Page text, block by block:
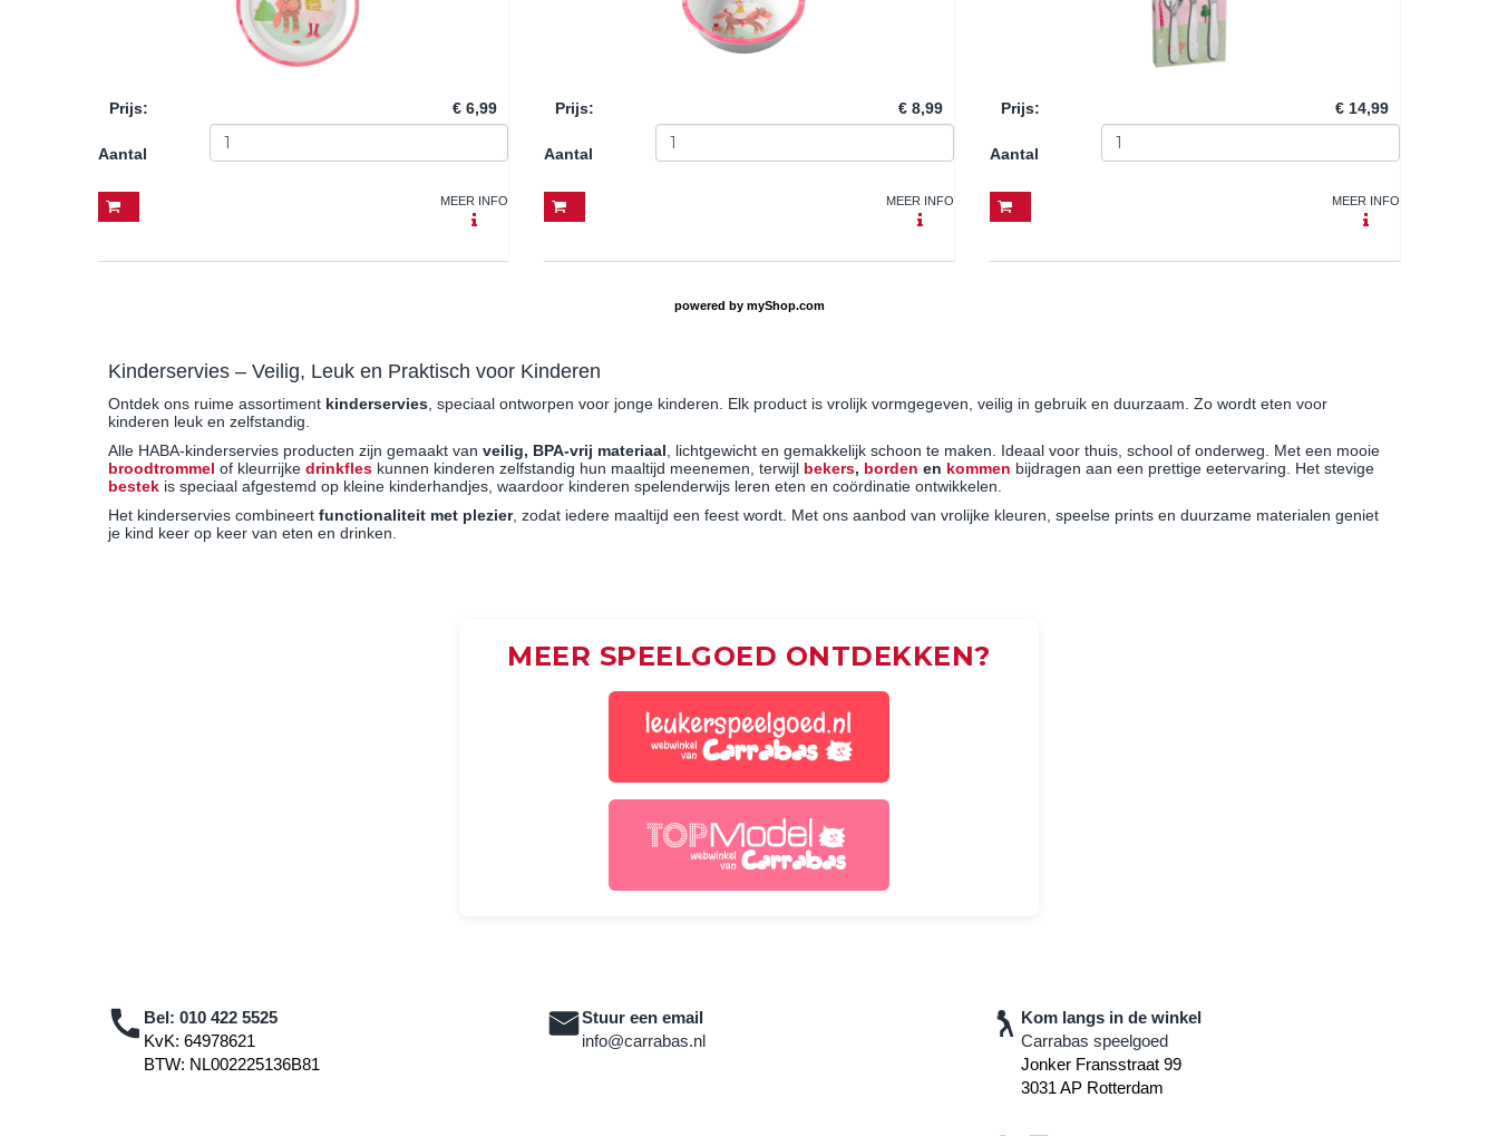
Prijs: € 6,99
Aantal
MEER INFO
Prijs: € 8,99
Aantal
MEER INFO
Prijs: € 14,99
Aantal
MEER INFO
powered by myShop.com
Kinderservies – Veilig, Leuk en Praktisch voor Kinderen
Ontdek ons ruime assortiment kinderservies, speciaal ontworpen voor jonge kinderen. Elk product is vrolijk vormgegeven, veilig in gebruik en duurzaam. Zo wordt eten voor
kinderen leuk en zelfstandig.
Alle HABA-kinderservies producten zijn gemaakt van veilig, BPA-vrij materiaal, lichtgewicht en gemakkelijk schoon te maken. Ideaal voor thuis, school of onderweg. Met een mooie
broodtrommel of kleurrijke drinkfles kunnen kinderen zelfstandig hun maaltijd meenemen, terwijl bekers, borden en kommen bijdragen aan een prettige eetervaring. Het stevige
bestek is speciaal afgestemd op kleine kinderhandjes, waardoor kinderen spelenderwijs leren eten en coördinatie ontwikkelen.
Het kinderservies combineert functionaliteit met plezier, zodat iedere maaltijd een feest wordt. Met ons aanbod van vrolijke kleuren, speelse prints en duurzame materialen geniet
je kind keer op keer van eten en drinken.
MEER SPEELGOED ONTDEKKEN?
Bel: 010 422 5525
KvK: 64978621
BTW: NL002225136B81
Stuur een email
info@carrabas.nl
Kom langs in de winkel
Carrabas speelgoed
Jonker Fransstraat 99
3031 AP Rotterdam